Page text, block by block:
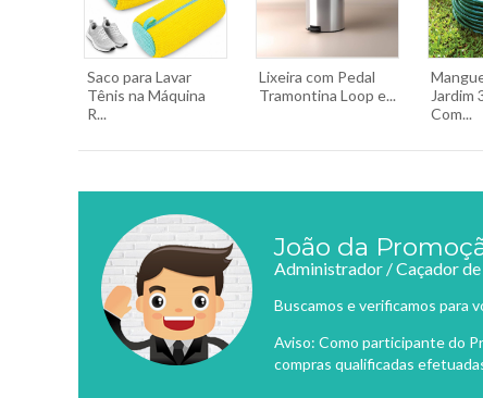
Saco para Lavar
Tênis na Máquina
R...
Lixeira com Pedal
Tramontina Loop e...
Jardim
Com...
João da
Administrador / Caçador
Buscamos e verificamos para
Aviso: Como participante do
compras qualificadas